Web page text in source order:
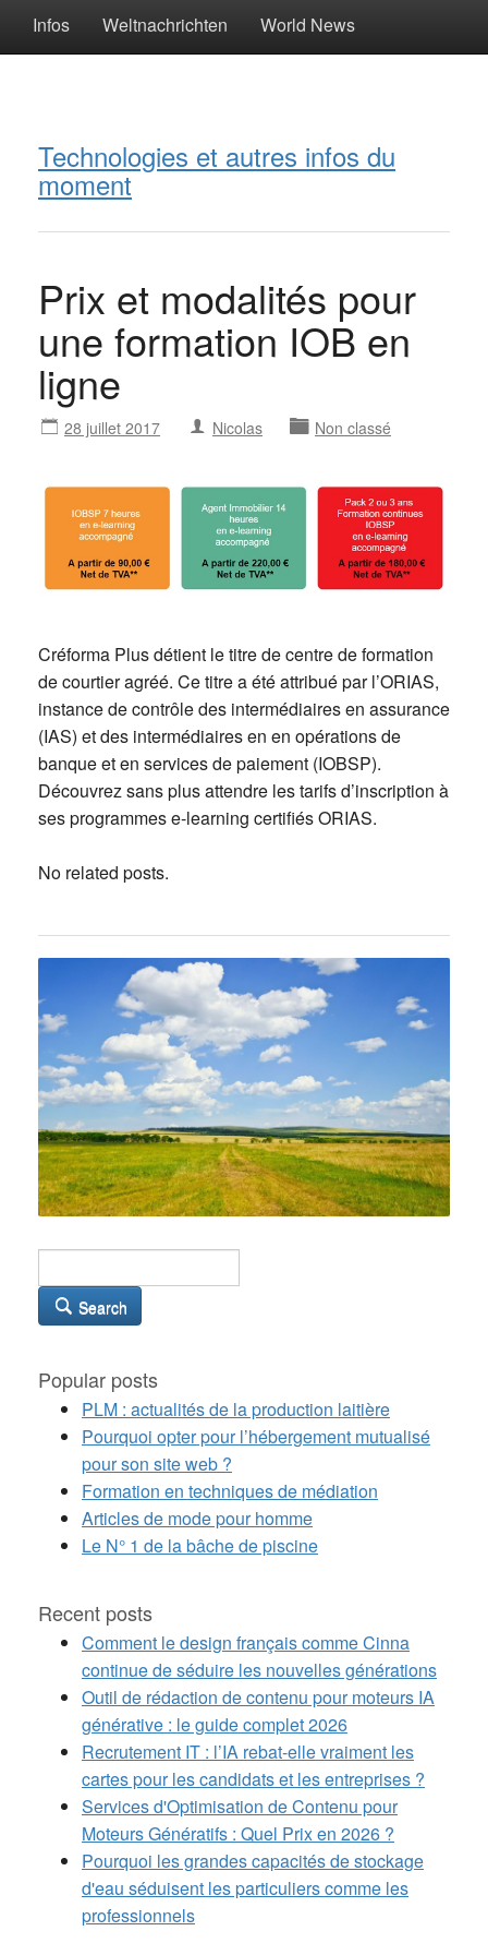
Infos Weltnachrichten World News
Technologies et autres infos du
moment
Prix et modalités pour
une formation IOB en
ligne
28 juillet 2017 Nicolas Non classé
Créforma Plus détient le titre de centre de formation
de courtier agréé. Ce titre a été attribué par l’ORIAS,
instance de contrôle des intermédiaires en assurance
(IAS) et des intermédiaires en en opérations de
banque et en services de paiement (IOBSP).
Découvrez sans plus attendre les tarifs d’inscription à
ses programmes e-learning certifiés ORIAS.
No related posts.
Search
Popular posts
PLM : actualités de la production laitière
Pourquoi opter pour l’hébergement mutualisé
pour son site web ?
Formation en techniques de médiation
Articles de mode pour homme
Le N° 1 de la bâche de piscine
Recent posts
Comment le design français comme Cinna
continue de séduire les nouvelles générations
Outil de rédaction de contenu pour moteurs IA
générative : le guide complet 2026
Recrutement IT : l’IA rebat-elle vraiment les
cartes pour les candidats et les entreprises ?
Services d'Optimisation de Contenu pour
Moteurs Génératifs : Quel Prix en 2026 ?
Pourquoi les grandes capacités de stockage
d'eau séduisent les particuliers comme les
professionnels